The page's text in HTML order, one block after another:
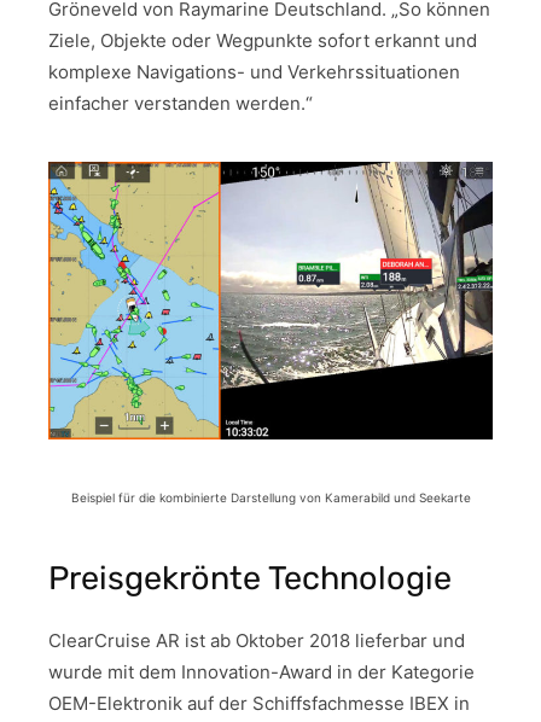
Gröneveld von Raymarine Deutschland. „So können
Ziele, Objekte oder Wegpunkte sofort erkannt und
komplexe Navigations- und Verkehrssituationen
einfacher verstanden werden.“
Beispiel für die kombinierte Darstellung von Kamerabild und Seekarte
Preisgekrönte Technologie
ClearCruise AR ist ab Oktober 2018 lieferbar und
wurde mit dem Innovation-Award in der Kategorie
OEM-Elektronik auf der Schiffsfachmesse IBEX in